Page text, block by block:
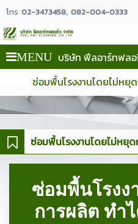
โทร 02-3473458 082-004-0333
MENU บริษัท ฟีลอาร์ทฟลอ
ซ่อมพื้นโรงงานโดยไม่หยุ
ซ่อมพื้นโรงงานโดยไม่หยุ
ซ่อมพื้นโรง
การผลิต ทำ